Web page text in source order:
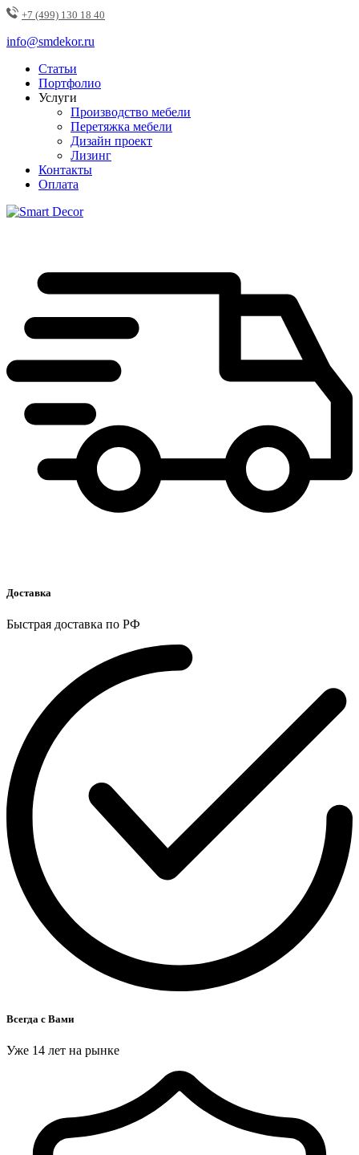
+7 (499) 130 18 40
info@smdekor.ru
Статьи
Портфолио
Услуги
Производство мебели
Перетяжка мебели
Дизайн проект
Лизинг
Контакты
Оплата
Доставка
Быстрая доставка по РФ
Всегда с Вами
Уже 14 лет на рынке